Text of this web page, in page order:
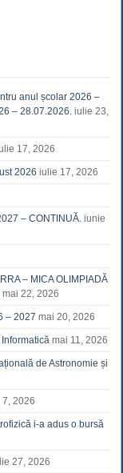
anul școlar 2026 –
– 28.07.2026. iulie 23,
17, 2026
2026 iulie 17, 2026
– CONTINUĂ. iunie
– MICA OLIMPIADĂ
mai 22, 2026
– 2027 mai 20, 2026
mai 11, 2026
de Astronomie și
7, 2026
i-a adus o bursă
27, 2026